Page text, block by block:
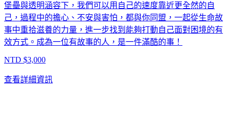
堡壘與透明涵容下，我們可以用自己的速度靠近更全然的自
己，過程中的擔心、不安與害怕，都與你同盟，一起從生命故
事中重拾滋養的力量，進一步找到能夠打動自己面對困境的有
效方式。成為一位有故事的人，是一件滿酷的事！
NTD $3,000
查看詳細資訊